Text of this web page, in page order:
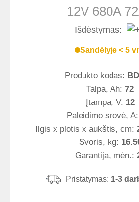
12V 680A
Išdėstymas:
Sandėlyje < 5
Produkto kodas:
Talpa, Ah: 72
Įtampa, V: 12
Paleidimo srovė, A:
Ilgis x plotis x aukštis, cm:
Svoris, kg:
Garantija, mėn.:
Pristatymas: 1-3